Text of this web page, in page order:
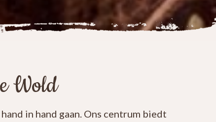
Wold
in hand gaan. Ons centrum biedt